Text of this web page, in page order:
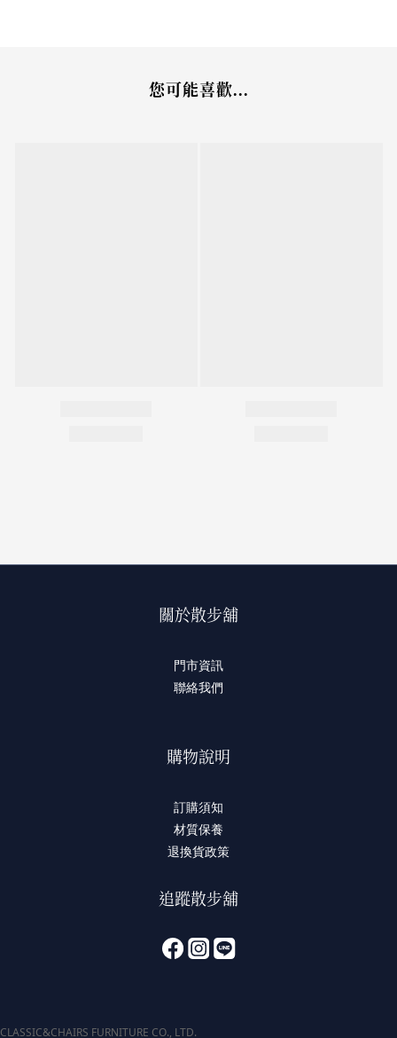
您可能喜歡...
關於散步舖
門市資訊
聯絡我們
購物說明
訂購須知
材質保養
退換貨政策
追蹤散步舖
CLASSIC&CHAIRS FURNITURE CO., LTD.